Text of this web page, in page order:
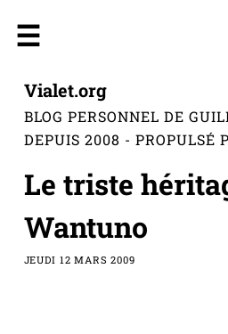
Vialet.org
BLOG PERSONNEL DE
DEPUIS 2008 - PROPULSÉ
Le triste
Wantuno
JEUDI 12 MARS 2009